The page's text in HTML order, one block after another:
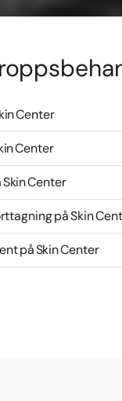
Center
Center
Center
på Skin
på Skin Center